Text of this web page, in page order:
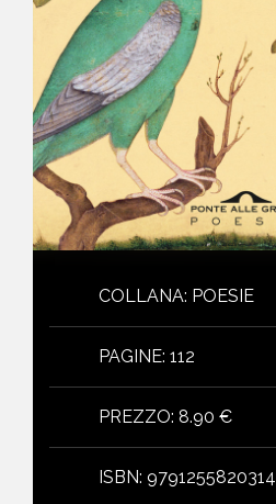
COLLANA: POESIE
PAGINE: 112
PREZZO: 8.90 €
ISBN: 9791255820314